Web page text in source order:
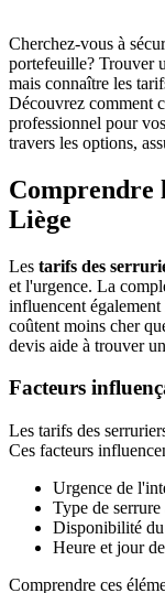
Cherchez-vous à
portefeuille? Trouver
mais connaître les
Découvrez comment
professionnel pour
travers les options,
Comprendre
Liège
Les tarifs des
et l'urgence. La
influencent
coûtent moins cher
devis aide à trouver
Facteurs
Les tarifs des
Ces facteurs
Urgence de
Type de
Disponibilité
Heure et jour
Comprendre ces